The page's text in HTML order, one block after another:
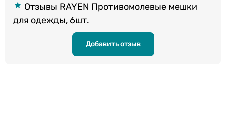
Отзывы RAYEN Противомолевые мешки
для одежды, 6шт.
Добавить отзыв